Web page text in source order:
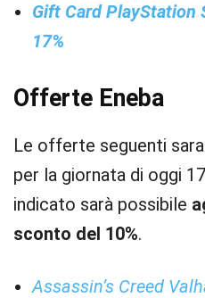
Gift Card PlayStation
17%
Offerte Eneba
Le offerte seguenti
per la giornata di oggi
indicato sarà possibile
sconto del 10%.
Assassin’s Creed